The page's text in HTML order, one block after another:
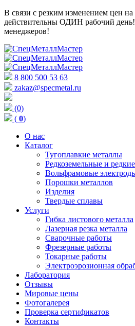
В связи с резким изменением цен
действительны ОДИН рабочий
менеджеров!
8 800 500 53 63
zakaz@specmetal.ru
(0)
( 0)
О нас
Каталог
Тугоплавкие металлы
Редкоземельные и
Вольфрамовые
Порошки металлов
Изделия
Твердые сплавы
Услуги
Гибка листового металла
Лазерная резка металла
Сварочные работы
Фрезерные работы
Токарные работы
Электроэрозионная
Лаборатория
Отзывы
Мировые цены
Фотогалерея
Проверка сертификатов
Контакты